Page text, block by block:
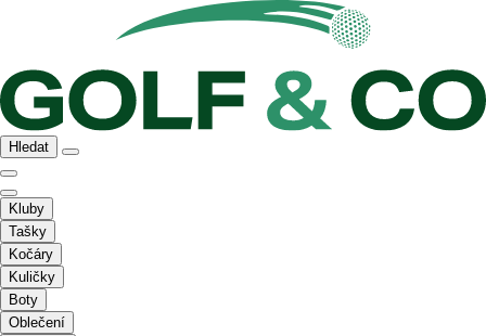
Hledat
Kluby
Tašky
Kočáry
Kuličky
Boty
Oblečení